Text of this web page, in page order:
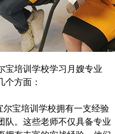
培训学校学习月嫂专业
个方面：
宝培训学校拥有一支经验
队。这些老师不仅具备专业